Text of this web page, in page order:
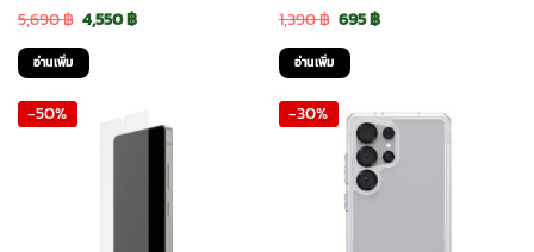
5,690฿ Original
price
was:
4,550฿Current
อ่านเพิ่ม
1,390฿ Original
price
was:
1,390 ฿.
695฿Current
695 ฿.
อ่านเพิ่ม
-50% -30%